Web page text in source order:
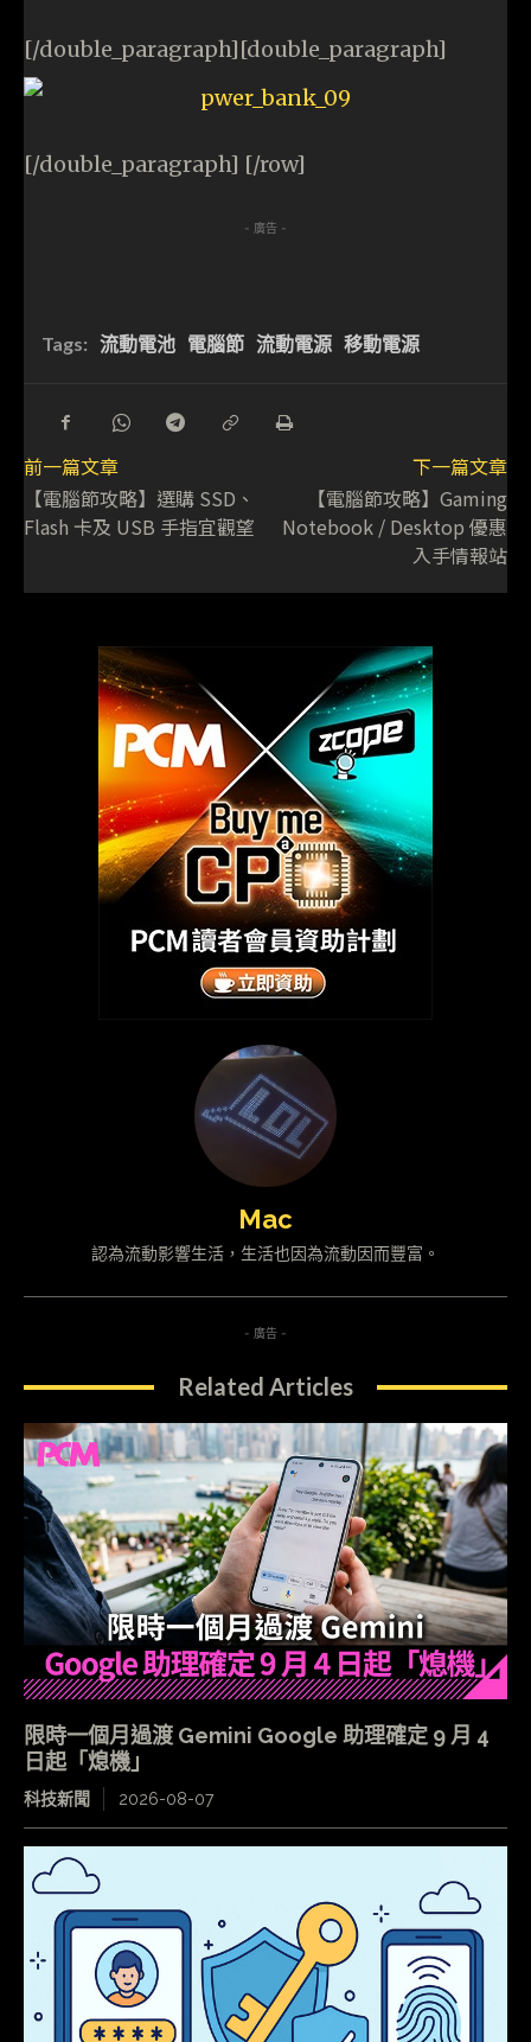
[/double_paragraph][double_paragraph]
[/double_paragraph] [/row]
- 廣告 -
Tags: 流動電池 電腦節 流動電源 移動電源
前一篇文章
【電腦節攻略】選購 SSD、
Flash 卡及 USB 手指宜觀望
下一篇文章
【電腦節攻略】Gaming
Notebook / Desktop 優惠
入手情報站
Mac
認為流動影響生活，生活也因為流動因而豐富。
- 廣告 -
Related Articles
限時一個月過渡 Gemini Google 助理確定 9 月 4
日起「熄機」
科技新聞 2026-08-07